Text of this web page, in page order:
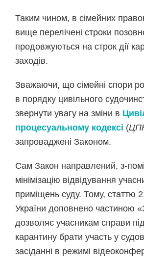
Таким чином, в сімейних
вище перелічені строки
продовжуються на строк дії
заходів.
Зважаючи, що сімейні спори
в порядку цивільного
звернути увагу на зміни в
процесуальному кодексі (
запроваджені Законом.
Сам Закон направлений, з-
мінімізацію відвідування
приміщень суду. Тому, статтю
України доповнено частиною
дозволяє учасникам справи під
карантину брати участь у
засіданні в режимі